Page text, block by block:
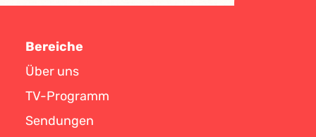
Bereiche
Über uns
TV-Programm
Sendungen